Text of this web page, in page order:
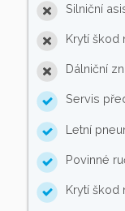
Silniční
Krytí škod
Dálniční
Servis
Letní
Povinné
Krytí škod